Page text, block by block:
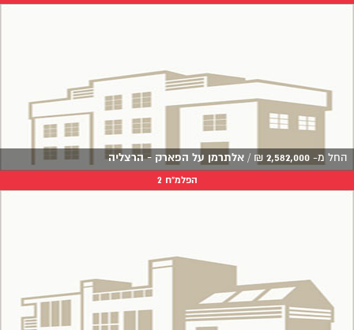
החל מ- 2,582,000
₪
/ אלתרמן על הפארק - הרצליה
הפלמ"ח 2